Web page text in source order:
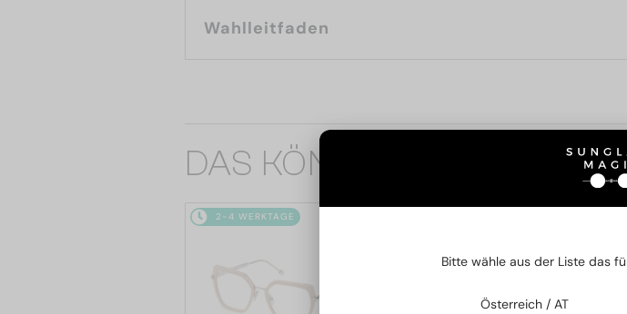
Wahlleitfaden
DAS KÖNNTE SIE AUCH
2-4 WERKTAGE
Bitte wähle aus der Liste das
Österreich / AT